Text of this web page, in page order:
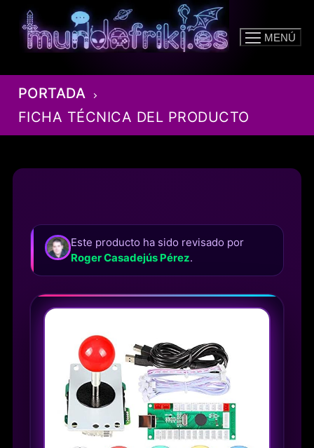
contenido
MENÚ
PORTADA
FICHA TÉCNICA DEL PRODUCTO
Este producto ha sido revisado por
Roger Casadejús Pérez.